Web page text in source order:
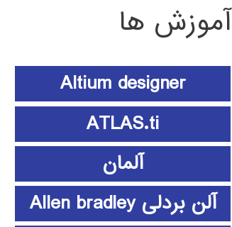
آموزش ها
Altium designer
ATLAS.ti
آلمان
آلن بردلی Allen bradley